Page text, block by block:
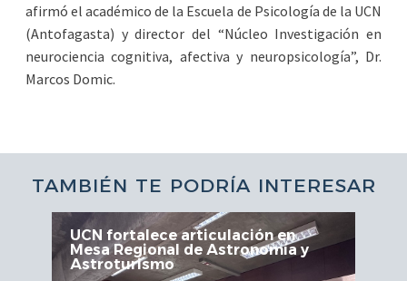
afirmó el académico de la Escuela de Psicología de la UCN
(Antofagasta) y director del “Núcleo Investigación en
neurociencia cognitiva, afectiva y neuropsicología”, Dr.
Marcos Domic.
TAMBIÉN TE PODRÍA INTERESAR
UCN fortalece articulación en
Mesa Regional de Astronomía y
Astroturismo